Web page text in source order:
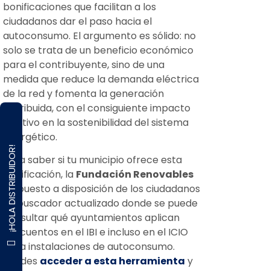
¡HOLA DISTRIBUIDOR!
bonificaciones que facilitan a los
ciudadanos dar el paso hacia el
autoconsumo. El argumento es sólido: no
solo se trata de un beneficio económico
para el contribuyente, sino de una
medida que reduce la demanda eléctrica
de la red y fomenta la generación
distribuida, con el consiguiente impacto
positivo en la sostenibilidad del sistema
energético.
Para saber si tu municipio ofrece esta
bonificación, la Fundación Renovables
ha puesto a disposición de los ciudadanos
un buscador actualizado donde se puede
consultar qué ayuntamientos aplican
descuentos en el IBI e incluso en el ICIO
para instalaciones de autoconsumo.
Puedes acceder a esta herramienta y